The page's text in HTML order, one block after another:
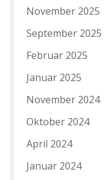
November 2025
September 2025
Februar 2025
Januar 2025
November 2024
Oktober 2024
April 2024
Januar 2024